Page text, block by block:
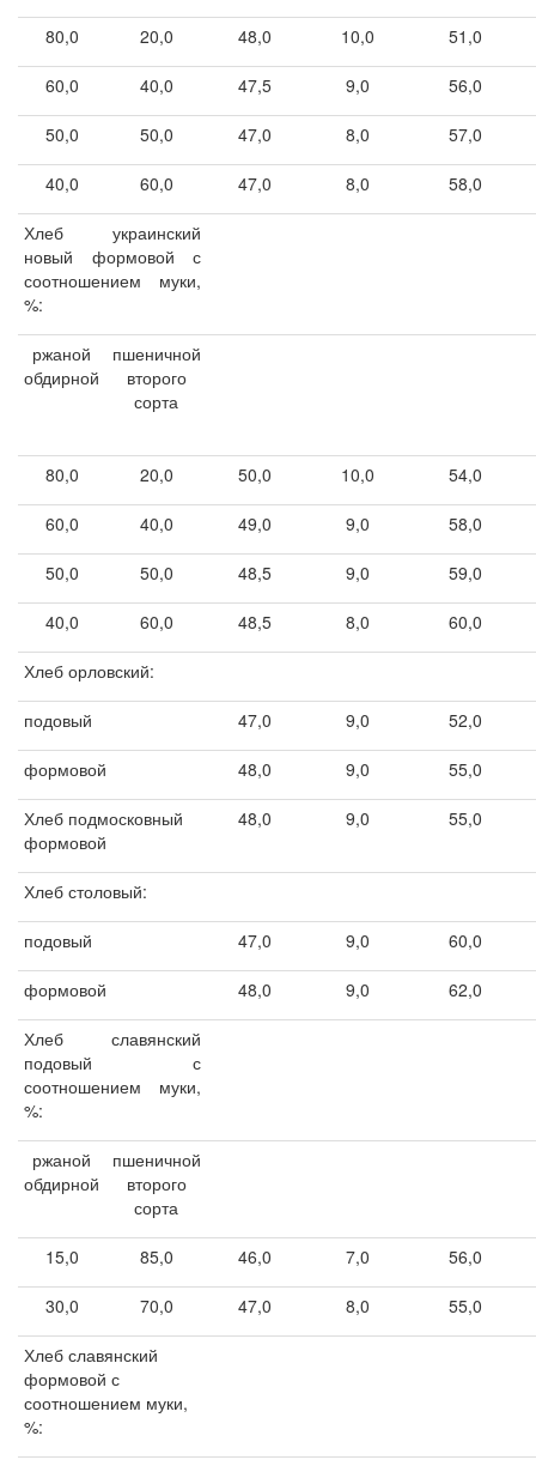
80,0 20,0 48,0 10,0 51,0
60,0 40,0 47,5 9,0 56,0
50,0 50,0 47,0 8,0 57,0
40,0 60,0 47,0 8,0 58,0
Хлеб украинский
новый формовой с
соотношением муки,
%:
ржаной
обдирной
пшеничной
второго
сорта
80,0 20,0 50,0 10,0 54,0
60,0 40,0 49,0 9,0 58,0
50,0 50,0 48,5 9,0 59,0
40,0 60,0 48,5 8,0 60,0
Хлеб орловский:
подовый 47,0 9,0 52,0
формовой 48,0 9,0 55,0
Хлеб подмосковный
формовой
48,0 9,0 55,0
Хлеб столовый:
подовый 47,0 9,0 60,0
формовой 48,0 9,0 62,0
Хлеб славянский
подовый с
соотношением муки,
%:
ржаной
обдирной
пшеничной
второго
сорта
15,0 85,0 46,0 7,0 56,0
30,0 70,0 47,0 8,0 55,0
Хлеб славянский
формовой с
соотношением муки,
%: